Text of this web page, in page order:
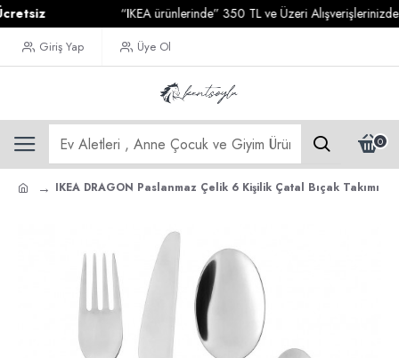
“IKEA ürünlerinde” 350 TL ve Üzeri Alışverişlerinizde
Giriş Yap Üye Ol
0
IKEA DRAGON Paslanmaz Çelik 6 Kişilik Çatal Bıçak Takımı